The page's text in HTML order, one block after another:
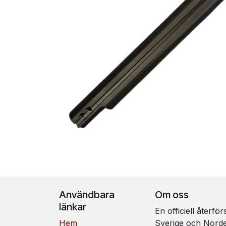
Användbara
länkar
Hem
Om oss
En officiell
Sverige och